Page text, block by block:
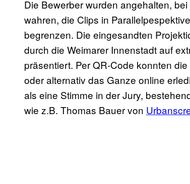
Die Bewerber wurden angehalten,
wahren, die Clips in
begrenzen. Die eingesandten
durch die Weimarer Innenstadt auf
präsentiert. Per QR-Code konnten
oder alternativ das Ganze online
als eine Stimme in der Jury,
wie z.B. Thomas Bauer von